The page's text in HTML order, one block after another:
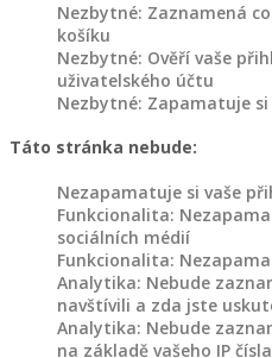
Dřevěné
záhony
Dřevořezba
na
Dřevořezba
zvířat
Domovy
Nezbytné: Zaznamená
košíku
Nezbytné: Ověří vaše
uživatelského účtu
Nezbytné: Zapamatuje
Táto stránka nebude:
Nezapamatuje si vaše
Funkcionalita:
sociálních médií
Funkcionalita:
Analytika: Nebude
navštívili a zda jste
Analytika: Nebude
na základě vašeho IP čísla